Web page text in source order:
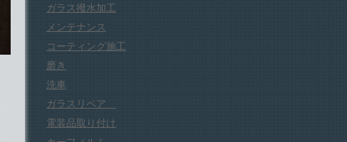
ガラス撥水加工
メンテナンス
コーティング施工
磨き
洗車
ガラスリペア
電装品取り付け